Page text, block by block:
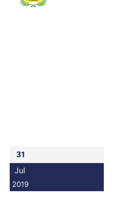
31
Jul
2019